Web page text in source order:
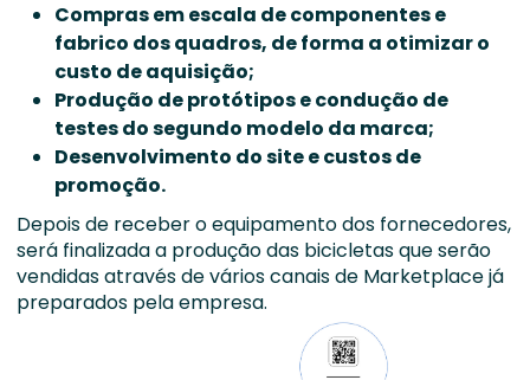
Compras em escala de componentes e
fabrico dos quadros, de forma a otimizar o
custo de aquisição;
Produção de protótipos e condução de
testes do segundo modelo da marca;
Desenvolvimento do site e custos de
promoção.
Depois de receber o equipamento dos fornecedores,
será finalizada a produção das bicicletas que serão
vendidas através de vários canais de Marketplace já
preparados pela empresa.